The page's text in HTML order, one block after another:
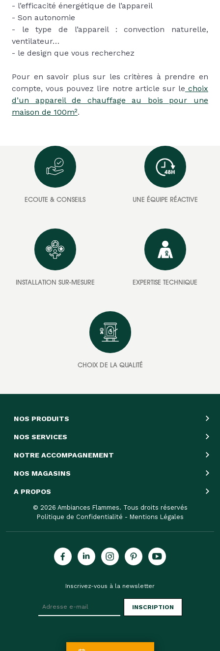
- l’efficacité énergétique de l’appareil
- Son autonomie
- le type de l’appareil : convection naturelle,
ventilateur…
- le design que vous recherchez
Pour en savoir plus sur les critères à prendre en
compte, vous pouvez lire notre article sur le choix
d’un appareil de chauffage au bois pour une
maison de 100m².
ECOUTE & CONSEILS UNE ÉQUIPE RÉACTIVE
INSTALLATION SUR-MESURE EXPERTISE TECHNIQUE
CHOIX DE LA QUALITÉ
NOS PRODUITS
NOS SERVICES
NOTRE ACCOMPAGNEMENT
NOS MAGASINS
A PROPOS
© 2026 Ambiances Flammes. Tous droits réservés
Politique de Confidentialité - Mentions Légales
Inscrivez-vous à la newsletter
INSCRIPTION